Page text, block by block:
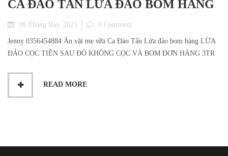
CA ĐÀO TẤN LỪA ĐẢO BOM HÀNG
08 Tháng Bảy, 2023 0 Comment
Jenny 0356454884 Ăn vặt mẹ sữa Ca Đào Tấn Lừa đảo bom hàng LỪA
ĐẢO CỌC TIỀN SAU ĐÓ KHÔNG CỌC VÀ BOM ĐƠN HÀNG 3TR
READ MORE